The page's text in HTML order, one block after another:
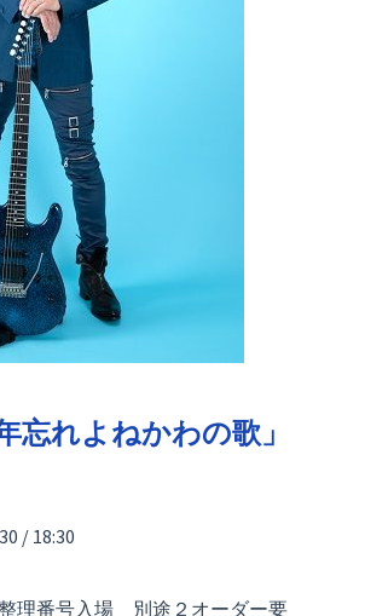
忘れよねかわの歌」
/ 18:30
理番号入場 別途２オーダー要